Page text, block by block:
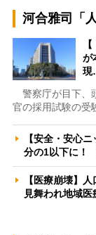
河合雅司「
が
警察庁が目下、
官の採用試験の受
【安全・安心
分の1以下に
【医療崩壊】
見舞われ地域